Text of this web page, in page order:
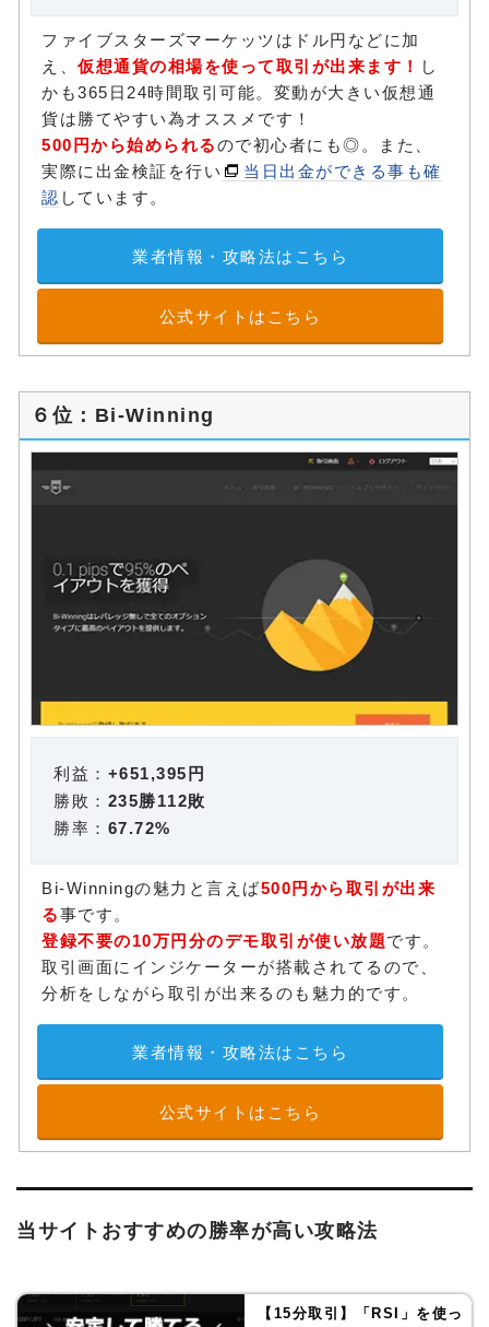
ファイブスターズマーケッツはドル円などに加
え、 仮想通貨の相場を使って取引が出来ます！
し
かも365日24時間取引可能。変動が大きい仮想通
貨は勝てやすい為オススメです！
500円から始められるので初心者にも◎。また、
実際に出金検証を行い
当日出金ができる事も確
認 しています。
業者情報・攻略法はこちら
公式サイトはこちら
６位：Bi-Winning
利益： +651,395円
勝敗： 235勝112敗
勝率： 67.72%
Bi-Winningの魅力と言えば500円から取引が出来
る事です。
登録不要の10万円分のデモ取引が使い放題です。
取引画面にインジケーターが搭載されてるので、
分析をしながら取引が出来るのも魅力的です。
業者情報・攻略法はこちら
公式サイトはこちら
当サイトおすすめの勝率が高い攻略法
【15分取引】「RSI」を使っ